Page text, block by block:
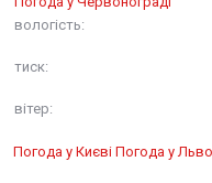
вологість:
тиск:
вітер:
Погода у Києві Погода у